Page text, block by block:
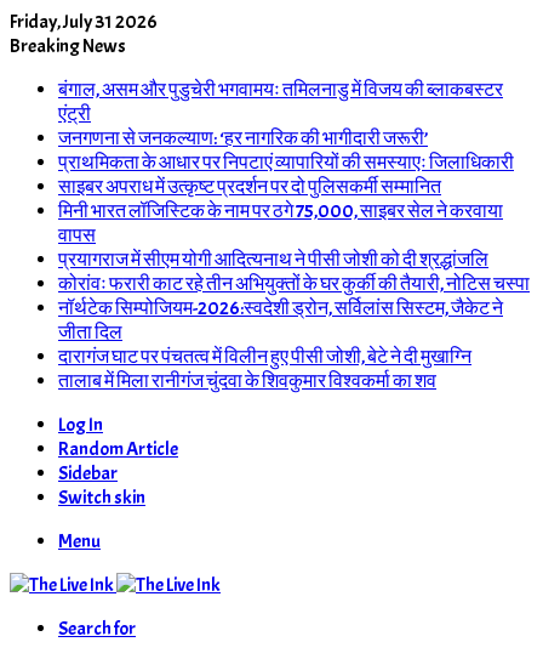
Friday, July 31 2026
Breaking News
बंगाल, असम और पुडुचेरी भगवामयः तमिलनाडु में विजय की ब्लाकबस्टर
एंट्री
जनगणना से जनकल्याण: ‘हर नागरिक की भागीदारी जरूरी’
प्राथमिकता के आधार पर निपटाएं व्यापारियों की समस्याएः जिलाधिकारी
साइबर अपराध में उत्कृष्ट प्रदर्शन पर दो पुलिसकर्मी सम्मानित
मिनी भारत लॉजिस्टिक के नाम पर ठगे 75,000, साइबर सेल ने करवाया
वापस
प्रयागराज में सीएम योगी आदित्यनाथ ने पीसी जोशी को दी श्रद्धांजलि
कोरांवः फरारी काट रहे तीन अभियुक्तों के घर कुर्की की तैयारी, नोटिस चस्पा
नॉर्थटेक सिम्पोजियम-2026:स्वदेशी ड्रोन, सर्विलांस सिस्टम, जैकेट ने
जीता दिल
दारागंज घाट पर पंचतत्व में विलीन हुए पीसी जोशी, बेटे ने दी मुखाग्नि
तालाब में मिला रानीगंज चुंदवा के शिवकुमार विश्वकर्मा का शव
Log In
Random Article
Sidebar
Switch skin
Menu
Search for